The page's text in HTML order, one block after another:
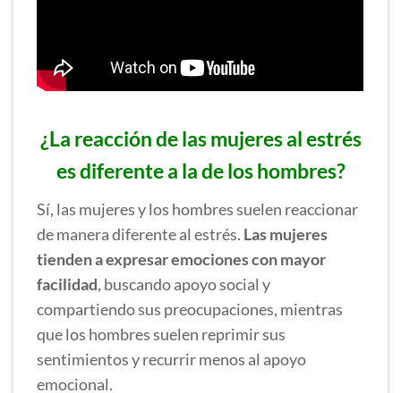
¿La reacción de las mujeres al estrés
es diferente a la de los hombres?
Sí, las mujeres y los hombres suelen reaccionar
de manera diferente al estrés. Las mujeres
tienden a expresar emociones con mayor
facilidad, buscando apoyo social y
compartiendo sus preocupaciones, mientras
que los hombres suelen reprimir sus
sentimientos y recurrir menos al apoyo
emocional.